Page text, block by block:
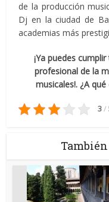
de la producción
Dj en la ciudad de
academias más
¡Ya puedes
profesional de la
musicales!. ¿A
3/